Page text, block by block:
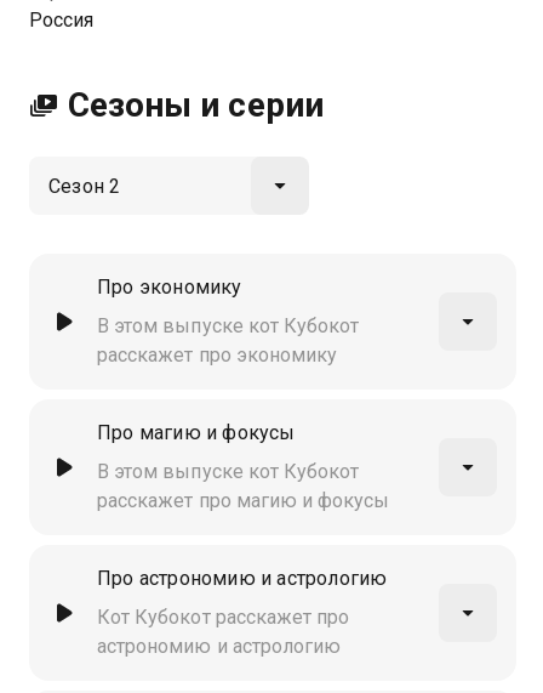
Посмотреть онлайн 2 сезон сериала Развлечёба вы
Россия
Сезоны и серии
Про экономику
В этом выпуске кот Кубокот
расскажет про экономику
Про магию и фокусы
В этом выпуске кот Кубокот
расскажет про магию и фокусы
Про астрономию и астрологию
Кот Кубокот расскажет про
астрономию и астрологию